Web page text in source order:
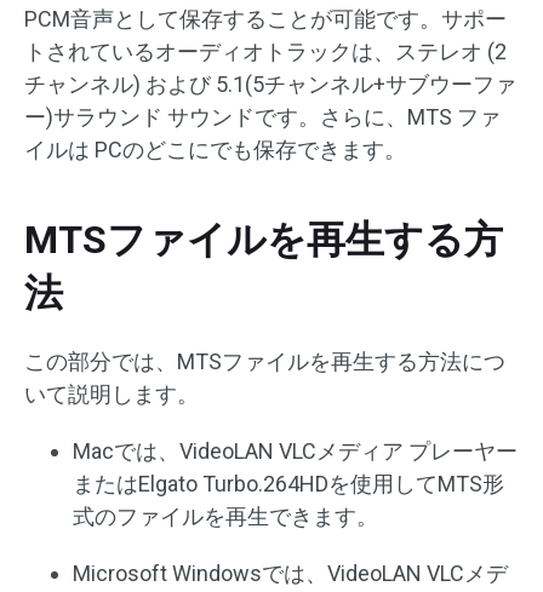
PCM音声として保存することが可能です。サポー
トされているオーディオトラックは、ステレオ (2
チャンネル) および 5.1(5チャンネル+サブウーファ
ー)サラウンド サウンドです。さらに、MTS ファ
イルは PCのどこにでも保存できます。
MTSファイルを再生する方
法
この部分では、MTSファイルを再生する方法につ
いて説明します。
Macでは、VideoLAN VLCメディア プレーヤー
またはElgato Turbo.264HDを使用してMTS形
式のファイルを再生できます。
Microsoft Windowsでは、VideoLAN VLCメデ